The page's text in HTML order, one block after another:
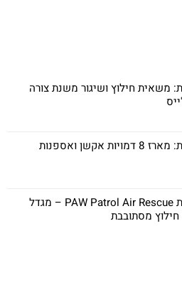
משאית חילוץ ושיגור משנת צורה
ואספנות
מפרץ ההרפתקאות PAW Patrol Air Rescue – מגדל
מסתובבת